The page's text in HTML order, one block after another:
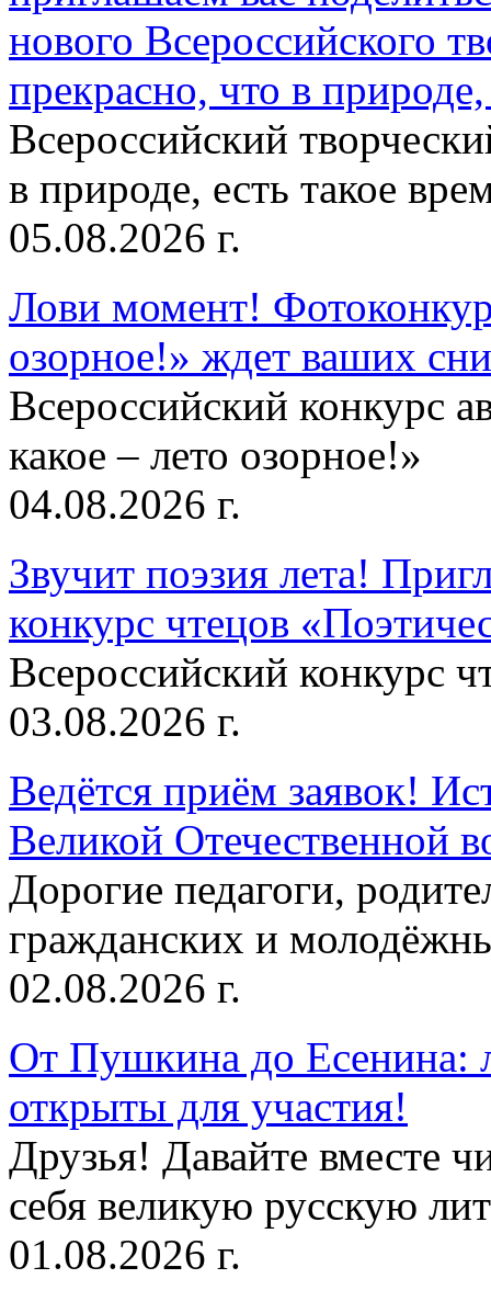
нового Всероссийского
прекрасно, что в
Всероссийский
в природе, есть такое
05.08.2026 г.
Лови момент!
озорное!» ждет ваших
Всероссийский конкурс
какое – лето озорное!»
04.08.2026 г.
Звучит поэзия лета!
конкурс чтецов
Всероссийский конкурс
03.08.2026 г.
Ведётся приём заявок!
Великой Отечественной
Дорогие педагоги,
гражданских и
02.08.2026 г.
От Пушкина до Есенина:
открыты для участия!
Друзья! Давайте вместе
себя великую русскую
01.08.2026 г.